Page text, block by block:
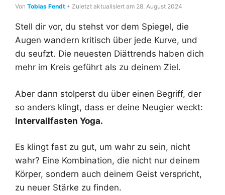
Von Tobias Fendt • Zuletzt aktualisiert am 28. August 2024
Stell dir vor, du stehst vor dem Spiegel, die
Augen wandern kritisch über jede Kurve, und
du seufzt. Die neuesten Diättrends haben dich
mehr im Kreis geführt als zu deinem Ziel.
Aber dann stolperst du über einen Begriff, der
so anders klingt, dass er deine Neugier weckt:
Intervallfasten Yoga.
Es klingt fast zu gut, um wahr zu sein, nicht
wahr? Eine Kombination, die nicht nur deinem
Körper, sondern auch deinem Geist verspricht,
zu neuer Stärke zu finden.